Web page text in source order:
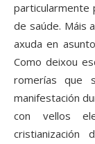
particularmente
de saúde. Máis
axuda en
Como deixou
romerías que
manifestación
con vellos